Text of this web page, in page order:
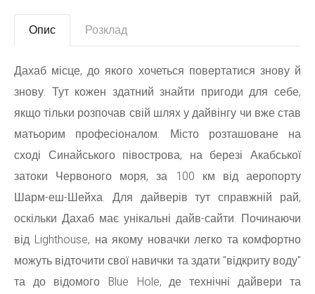
Опис Розклад
Дахаб місце, до якого хочеться повертатися знову й
знову. Тут кожен здатний знайти пригоди для себе,
якщо тільки розпочав свій шлях у дайвінгу чи вже став
матьорим професіоналом. Місто розташоване на
сході Синайського півострова, на березі Акабської
затоки Червоного моря, за 100 км від аеропорту
Шарм-еш-Шейха. Для дайверів тут справжній рай,
оскільки Дахаб має унікальні дайв-сайти. Починаючи
від Lighthouse, на якому новачки легко та комфортно
можуть відточити свої навички та здати "відкриту воду"
та до відомого Blue Hole, де технічні дайвери та